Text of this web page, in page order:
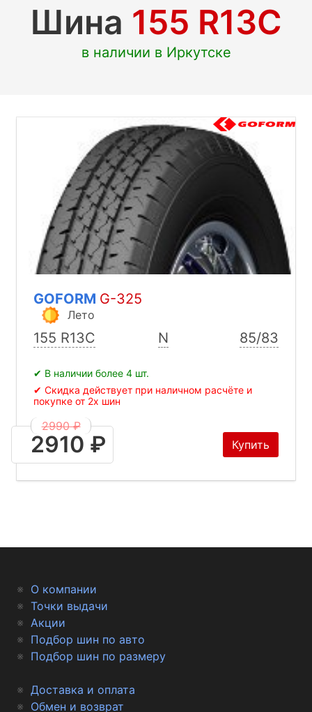
Шина 155 R13C
в наличии в Иркутске
GOFORM G-325
Лето
155 R13C N 85/83
✔ В наличии более 4 шт.
✔ Скидка действует при наличном расчёте и
покупке от 2х шин
2990 ₽
2910 ₽ Купить
О компании
Точки выдачи
Акции
Подбор шин по авто
Подбор шин по размеру
Доставка и оплата
Обмен и возврат